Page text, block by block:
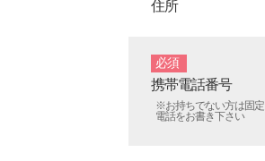
住所
必須
携帯電話番号
※お持ちでない方は固定
電話をお書き下さい